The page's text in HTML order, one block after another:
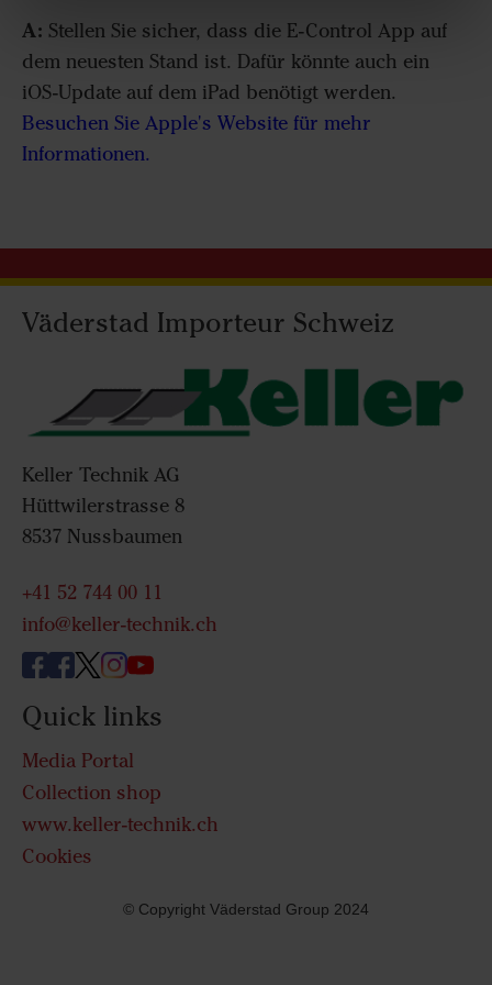
A: Stellen Sie sicher, dass die E-Control App auf
dem neuesten Stand ist. Dafür könnte auch ein
iOS-Update auf dem iPad benötigt werden.
Besuchen Sie Apple's Website für mehr
Informationen.
Väderstad Importeur Schweiz
Keller Technik AG
Hüttwilerstrasse 8
8537 Nussbaumen
+41 52 744 00 11
info@keller-technik.ch
Quick links
Media Portal
Collection shop
www.keller-technik.ch
Cookies
© Copyright Väderstad Group 2024